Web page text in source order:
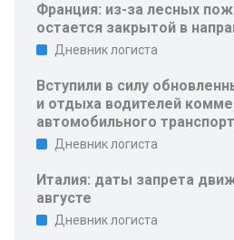
Франция: из-за лесных
остается закрытой в
Дневник логиста
Вступили в силу
и отдыха водителей
автомобильного
Дневник логиста
Италия: даты запрета
августе
Дневник логиста